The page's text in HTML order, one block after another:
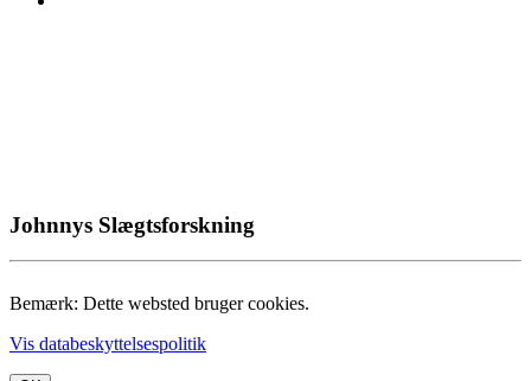
Johnnys Slægtsforskning
Bemærk: Dette websted bruger cookies.
Vis databeskyttelsespolitik